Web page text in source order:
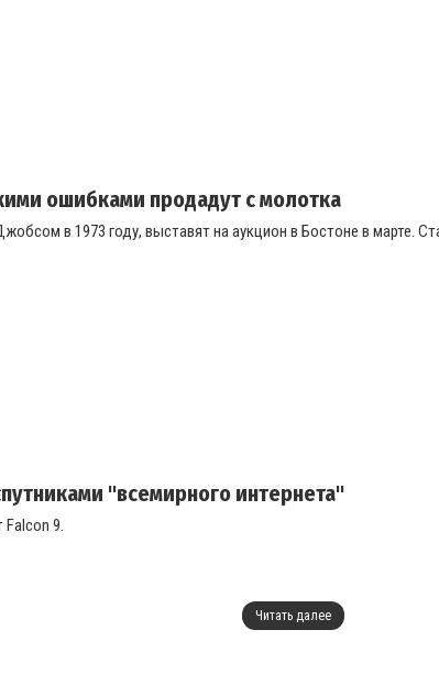
ошибками продадут с молотка
в 1973 году, выставят на аукцион в Бостоне в марте.
"всемирного интернета"
Falcon 9.
Читать далее